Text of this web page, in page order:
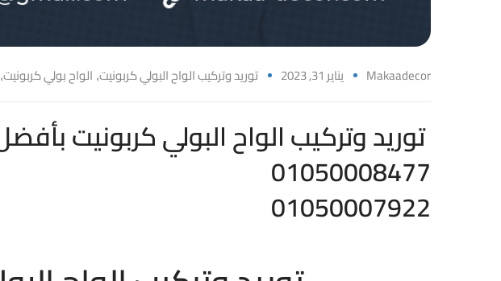
Makaadecor يناير 31, 2023 توريد وتركيب الواح البولي كربونيت, الواح بولي كربونيت,
توريد وتركيب الواح البولي كربونيت بأفضل الاسعار 2023
01050008477
01050007922